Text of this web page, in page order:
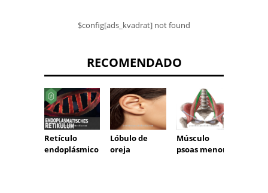
$config[ads_kvadrat] not found
RECOMENDADO
Retículo
endoplásmico
Lóbulo de
oreja
Músculo
psoas menor